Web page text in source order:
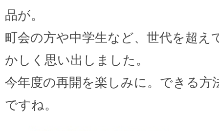
品が。
町会の方や中学生など、世代を超え
かしく思い出しました。
今年度の再開を楽しみに。できる方
ですね。